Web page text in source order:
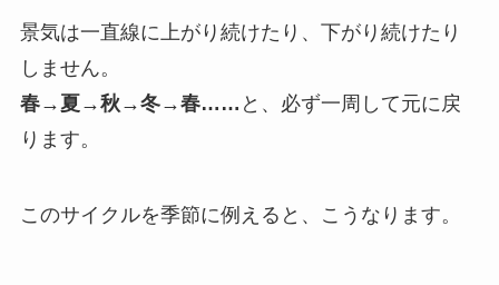
景気は一直線に上がり続けたり、下がり続けたり
しません。
春→夏→秋→冬→春…… と、必ず一周して元に戻
ります。
このサイクルを季節に例えると、こうなります。